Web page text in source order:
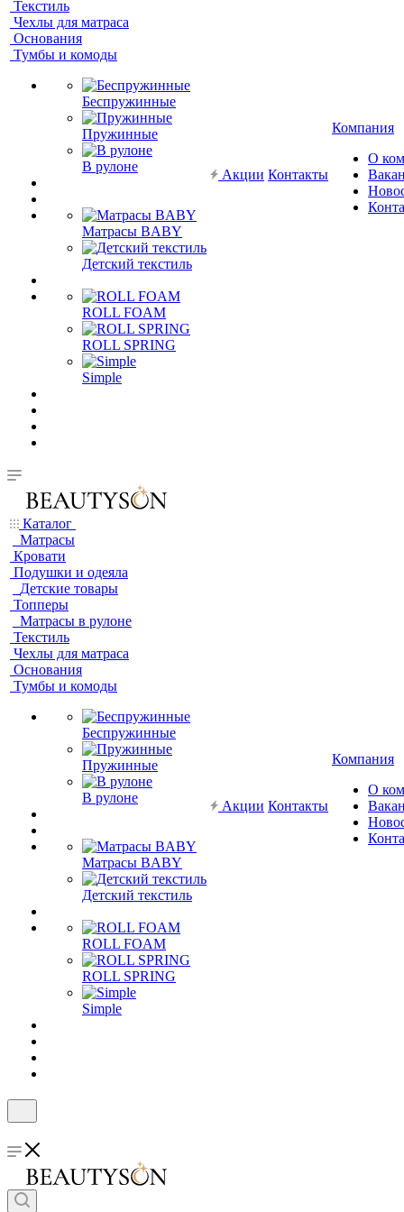
Текстиль
Чехлы для матраса
Основания
Тумбы и комоды
Беспружинные
Пружинные
В рулоне
Матрасы BABY
Детский текстиль
ROLL FOAM
ROLL SPRING
Simple
Акции Контакты
Компания
О
Каталог
Матрасы
Кровати
Подушки и одеяла
Детские товары
Топперы
Матрасы в рулоне
Текстиль
Чехлы для матраса
Основания
Тумбы и комоды
Беспружинные
Пружинные
В рулоне
Матрасы BABY
Детский текстиль
ROLL FOAM
ROLL SPRING
Simple
Акции Контакты
Компания
О